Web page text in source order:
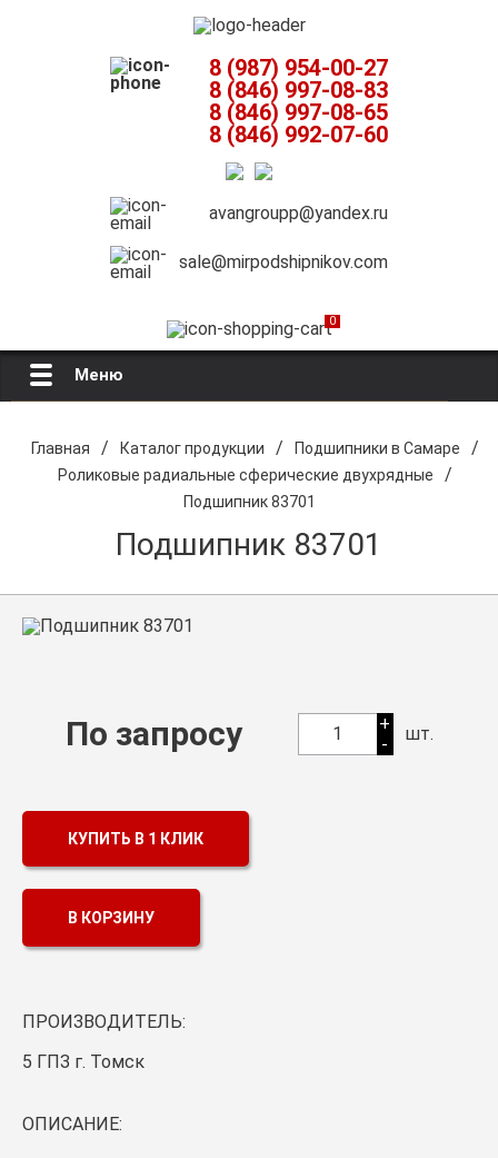
8 (987) 954-00-27
8 (846) 997-08-83
8 (846) 997-08-65
8 (846) 992-07-60
avangroupp@yandex.ru
sale@mirpodshipnikov.com
0
Меню
О компании
Оптовикам
Подшипники в Самаре
Смазка
Контакты
Главная / Каталог продукции / Подшипники в Самаре /
Роликовые радиальные сферические двухрядные /
Подшипник 83701
Подшипник 83701
По запросу 1
+
-
шт.
КУПИТЬ В 1 КЛИК
В КОРЗИНУ
ПРОИЗВОДИТЕЛЬ:
5 ГПЗ г. Томск
ОПИСАНИЕ: